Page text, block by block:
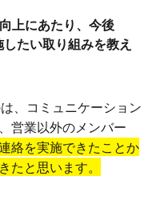
上にあたり、今後
たい取り組みを教え
、コミュニケーション
営業以外のメンバー
絡を実施できたことか
たと思います。